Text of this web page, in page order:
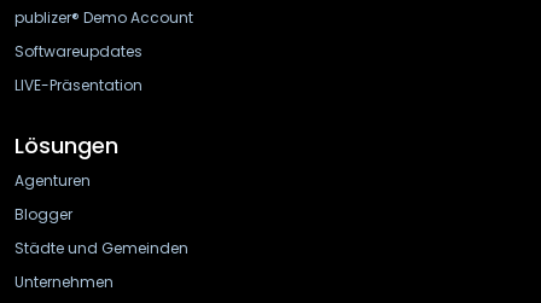
publizer® Demo Account
Softwareupdates
LIVE-Präsentation
Lösungen
Agenturen
Blogger
Städte und Gemeinden
Unternehmen